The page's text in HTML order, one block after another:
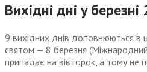
Вихідні дні у
9 вихідних днів доповнюються в
святом — 8 березня
припадає на вівторок, а тому не